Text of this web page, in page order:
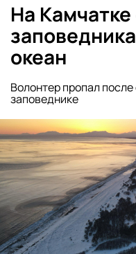
На
океан
Волонтер пропал
заповеднике